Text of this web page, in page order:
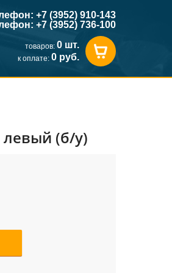
+7 (3952) 910-143
+7 (3952) 736-100
товаров: 0 шт.
к оплате: 0 руб.
левый (б/у)